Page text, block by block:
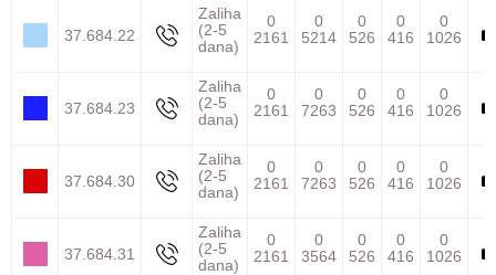
37.684.22
Zaliha
(2-5
dana)
0
2161
0
5214
0
526
0
416
0
1026
37.684.23
Zaliha
(2-5
dana)
0
2161
0
7263
0
526
0
416
0
1026
37.684.30
Zaliha
(2-5
dana)
0
2161
0
7263
0
526
0
416
0
1026
37.684.31
Zaliha
(2-5
dana)
0
2161
0
3564
0
526
0
416
0
1026